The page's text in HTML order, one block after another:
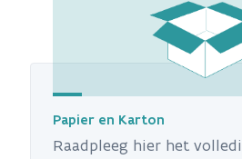
Papier en Karton
Raadpleeg hier het